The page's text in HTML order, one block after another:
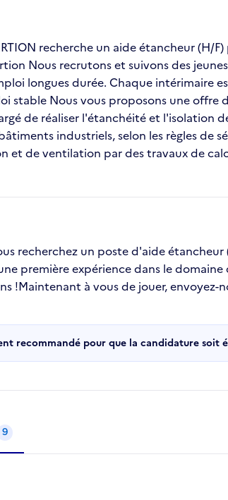
recherche un aide étancheur (H/
Nous recrutons et suivons des
longues durée. Chaque intérimaire
Nous vous proposons une offre
de réaliser l'étanchéité et l'isolation
industriels, selon les règles de
de ventilation par des travaux de
recherchez un poste d'aide
première expérience dans le
!Maintenant à vous de jouer,
recommandé pour que la candidature soit
9